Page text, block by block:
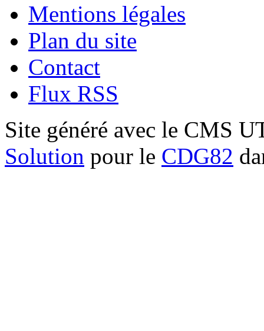
Mentions légales
Plan du site
Contact
Flux RSS
Site généré avec le CMS
Solution pour le CDG82